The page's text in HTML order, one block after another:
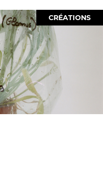
CRÉATIONS